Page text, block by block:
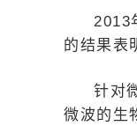
2013
的结果表
针对
微波的生